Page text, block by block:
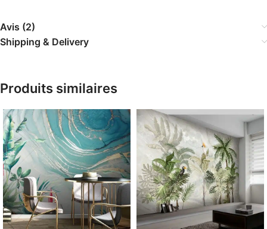
Avis (2)
Shipping & Delivery
Produits similaires